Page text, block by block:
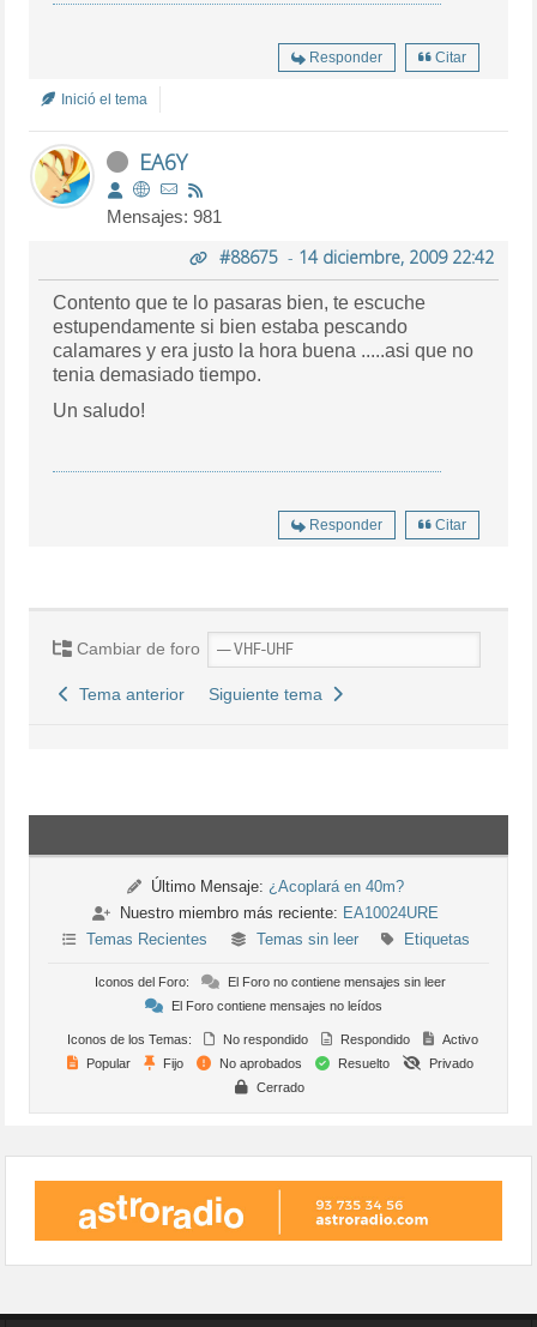
Responder Citar
Inició el tema
EA6Y
Mensajes: 981
#88675- 14 diciembre, 2009 22:42
Contento que te lo pasaras bien, te escuche
estupendamente si bien estaba pescando
calamares y era justo la hora buena .....asi que no
tenia demasiado tiempo.
Un saludo!
Responder Citar
Cambiar de foro
Tema anterior Siguiente tema
Último Mensaje: ¿Acoplará en 40m?
Nuestro miembro más reciente: EA10024URE
Temas Recientes
Temas sin leer Etiquetas
Iconos del Foro:
El Foro no contiene mensajes sin leer
El Foro contiene mensajes no leídos
Iconos de los Temas: No respondido Respondido
Activo
Popular
Fijo No aprobados Resuelto
Privado
Cerrado